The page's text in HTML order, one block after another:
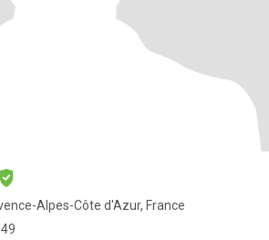
Alpes-Côte d'Azur, France